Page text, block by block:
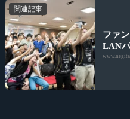
関連記事
ファ
LAN